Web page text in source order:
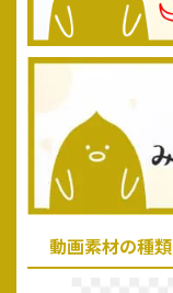
動画素材の種類